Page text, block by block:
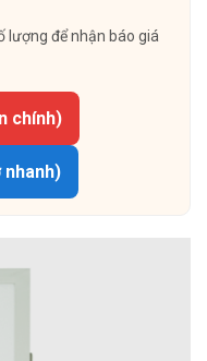
lượng để nhận báo giá
chính)
nhanh)